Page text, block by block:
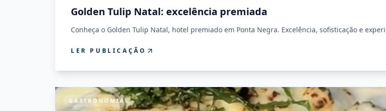
Golden Tulip Natal: excelência premiada
Conheça o Golden Tulip Natal, hotel premiado em Ponta Negra. Excelência, sofisticação e
LER PUBLICAÇÃO
GASTRONOMIA